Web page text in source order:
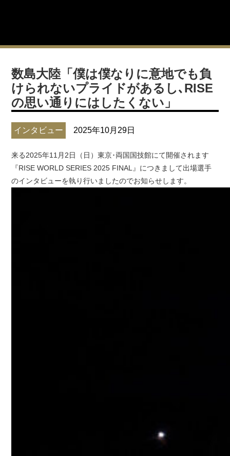
数島大陸「僕は僕なりに意地でも負
けられないプライドがあるし､RISE
の思い通りにはしたくない」
インタビュー 2025年10月29日
来る2025年11月2日（日）東京･両国国技館にて開催されます
『RISE WORLD SERIES 2025 FINAL』につきまして出場選手
のインタビューを執り行いましたのでお知らせします。